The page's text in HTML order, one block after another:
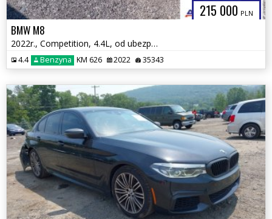
215 000 PLN
BMW M8
2022r., Competition, 4.4L, od ubezpieczalni
4.4 Benzyna KM 626 2022 35343